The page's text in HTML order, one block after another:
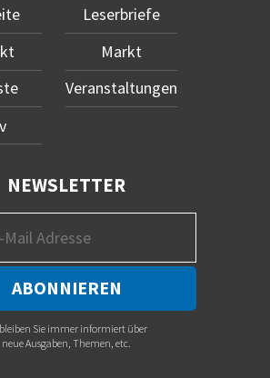
Leserbriefe
Markt
Veranstaltungen
NEWSLETTER
Sie immer informiert über
neue Ausgaben, Themen, etc.